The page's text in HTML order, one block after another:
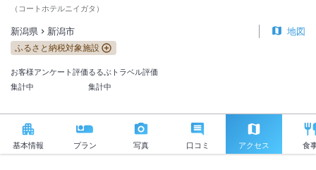
（ コートホテルニイガタ ）
新潟県 新潟市 地図
ふるさと納税対象施設
お客様アンケート評価
集計中
るるぶトラベル評価
集計中
基本情報 プラン 写真 口コミ アクセス 食